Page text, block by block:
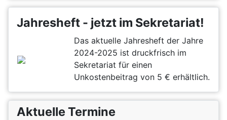
Jahresheft - jetzt im Sekretariat!
Das aktuelle Jahresheft der Jahre
2024-2025 ist druckfrisch im
Sekretariat für einen
Unkostenbeitrag von 5 € erhältlich.
Aktuelle Termine